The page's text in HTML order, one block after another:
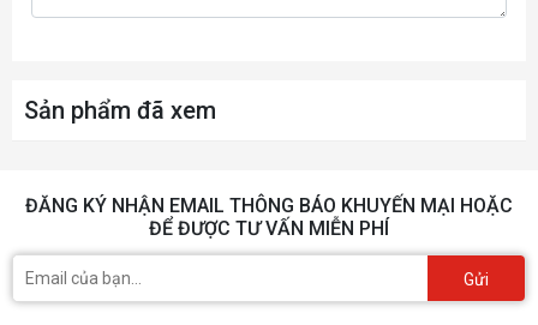
Sản phẩm đã xem
ĐĂNG KÝ NHẬN EMAIL THÔNG BÁO KHUYẾN MẠI HOẶC
ĐỂ ĐƯỢC TƯ VẤN MIỄN PHÍ
Gửi